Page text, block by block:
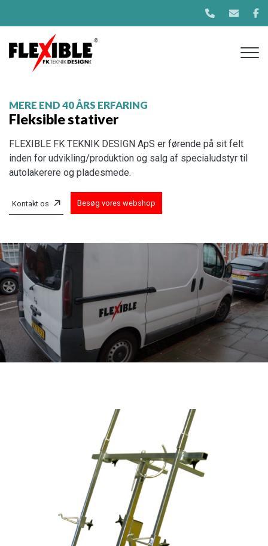
principal
MERE END 40 ÅRS ERFARING
Fleksible stativer
FLEXIBLE FK TEKNIK DESIGN ApS er førende på sit felt
inden for udvikling/produktion og salg af specialudstyr til
autolakerere og pladesmede.
Kontakt os Besøg vores webshop